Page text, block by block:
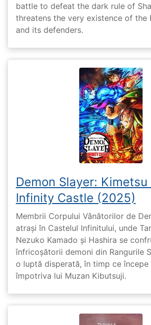
battle to defeat the dark rule of
threatens the very existence of the
and its defenders.
Demon Slayer: Kimetsu
Infinity Castle (2025)
Membrii Corpului Vânătorilor de
atrași în Castelul Infinitului, unde
Nezuko Kamado și Hashira se
înfricoșătorii demoni din Rangurile
o luptă disperată, în timp ce începe
împotriva lui Muzan Kibutsuji.